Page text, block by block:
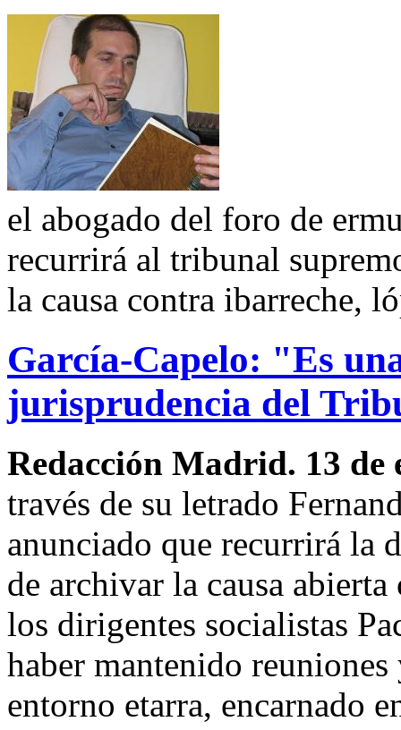
el abogado del foro de
recurrirá al tribunal
la causa contra ibarreche,
García-Capelo: "Es
jurisprudencia del
Redacción Madrid. 13 de
través de su letrado
anunciado que recurrirá la
de archivar la causa
los dirigentes socialistas
haber mantenido
entorno etarra, encarnado